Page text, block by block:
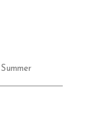
Summer